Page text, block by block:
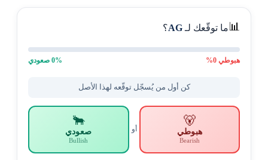
📊ما توقّعك لـAG؟
هبوطي0
%
0% صعودي
كن أول من يُسجّل توقّعه لهذا الأصل
🐻
هبوطي
Bearish
أو
🐂
صعودي
Bullish